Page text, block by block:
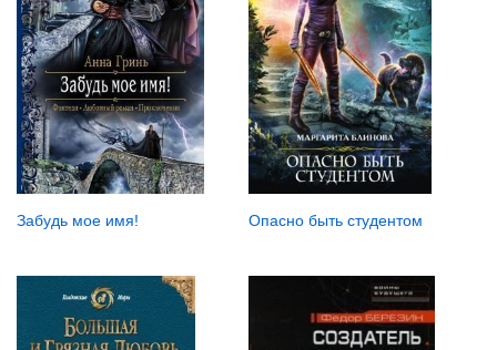
Забудь мое имя! Опасно быть студентом